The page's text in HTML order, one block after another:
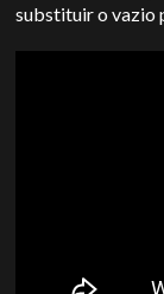
substituir o vazio